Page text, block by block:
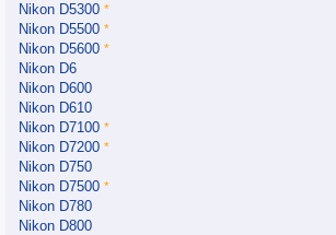
Nikon D5300 *
Nikon D5500 *
Nikon D5600 *
Nikon D6
Nikon D600
Nikon D610
Nikon D7100 *
Nikon D7200 *
Nikon D750
Nikon D7500 *
Nikon D780
Nikon D800